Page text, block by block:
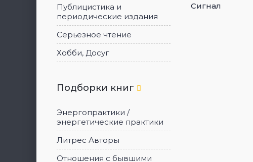
Публицистика и
периодические издания
Серьезное чтение
Хобби, Досуг
Подборки книг
Энергопрактики /
энергетические практики
Литрес Авторы
Отношения с бывшими
Сигнал